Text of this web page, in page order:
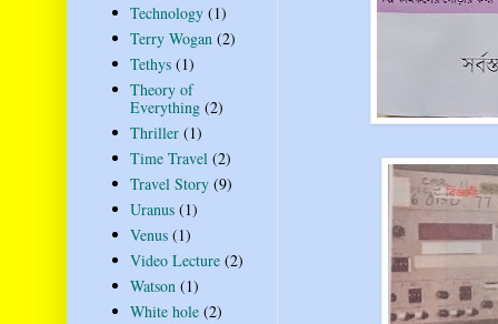
Technology (1)
Terry Wogan (2)
Tethys (1)
Theory of
Everything (2)
Thriller (1)
Time Travel (2)
Travel Story (9)
Uranus (1)
Venus (1)
Video Lecture (2)
Watson (1)
White hole (2)